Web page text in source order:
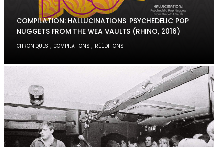
COMPILATION: HALLUCINATIONS: PSYCHEDELIC POP
NUGGETS FROM THE WEA VAULTS (RHINO, 2016)
CHRONIQUES ,COMPILATIONS , RÉÉDITIONS